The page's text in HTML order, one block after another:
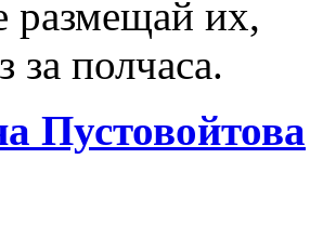
их,
за полчаса.
Пустовойтова